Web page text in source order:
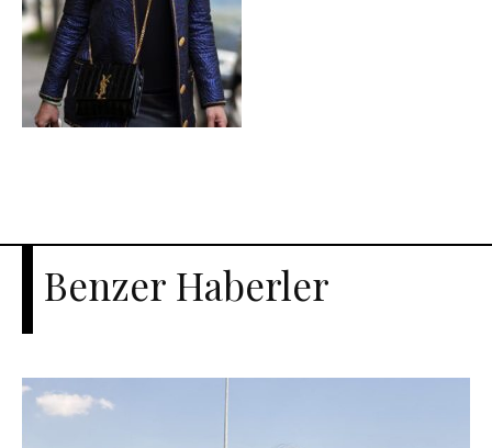
Benzer Haberler